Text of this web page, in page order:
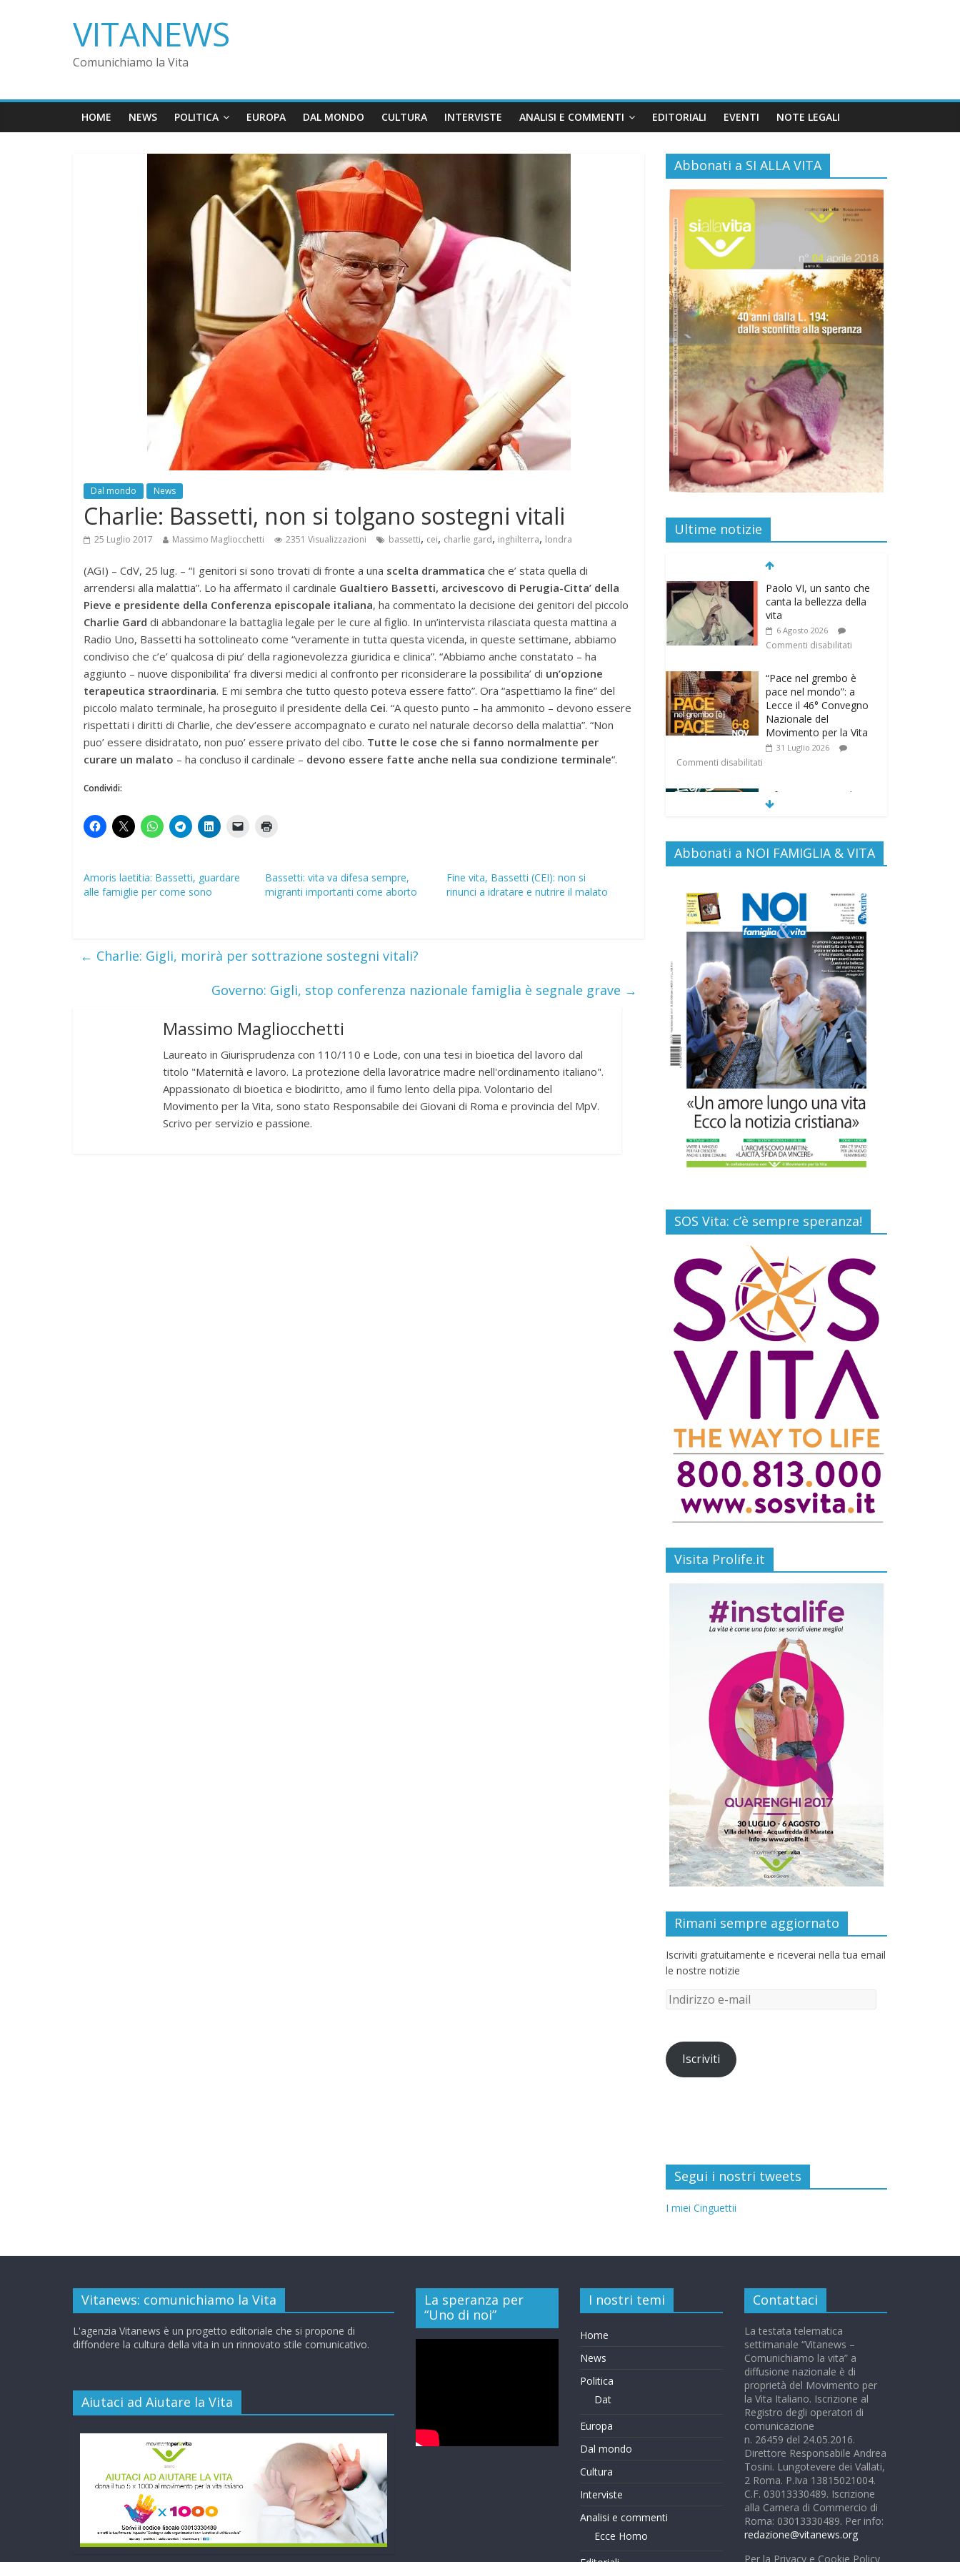
VITANEWS
Comunichiamo la Vita
HOME NEWS POLITICA EUROPA DAL MONDO CULTURA INTERVISTE ANALISI E COMMENTI EDITORIALI EVENTI NOTE LEGALI
Dal mondo News
Charlie: Bassetti, non si tolgano sostegni vitali
25 Luglio 2017 Massimo Magliocchetti 2351 Visualizzazioni bassetti, cei, charlie gard, inghilterra, londra
(AGI) – CdV, 25 lug. – “I genitori si sono trovati di fronte a una scelta drammatica che e’ stata quella di
arrendersi alla malattia”. Lo ha affermato il cardinale Gualtiero Bassetti, arcivescovo di Perugia-Citta’ della
Pieve e presidente della Conferenza episcopale italiana, ha commentato la decisione dei genitori del piccolo
Charlie Gard di abbandonare la battaglia legale per le cure al figlio. In un’intervista rilasciata questa mattina a
Radio Uno, Bassetti ha sottolineato come “veramente in tutta questa vicenda, in queste settimane, abbiamo
condiviso che c’e’ qualcosa di piu’ della ragionevolezza giuridica e clinica”. “Abbiamo anche constatato – ha
aggiunto – nuove disponibilita’ fra diversi medici al confronto per riconsiderare la possibilita’ di un’opzione
terapeutica straordinaria. E mi sembra che tutto questo poteva essere fatto”. Ora “aspettiamo la fine” del
piccolo malato terminale, ha proseguito il presidente della Cei. “A questo punto – ha ammonito – devono essere
rispettati i diritti di Charlie, che dev’essere accompagnato e curato nel naturale decorso della malattia”. “Non
puo’ essere disidratato, non puo’ essere privato del cibo. Tutte le cose che si fanno normalmente per
curare un malato – ha concluso il cardinale – devono essere fatte anche nella sua condizione terminale“.
Condividi:
Amoris laetitia: Bassetti, guardare
alle famiglie per come sono
Bassetti: vita va difesa sempre,
migranti importanti come aborto
Fine vita, Bassetti (CEI): non si
rinunci a idratare e nutrire il malato
← Charlie: Gigli, morirà per sottrazione sostegni vitali?
Governo: Gigli, stop conferenza nazionale famiglia è segnale grave →
Massimo Magliocchetti
Laureato in Giurisprudenza con 110/110 e Lode, con una tesi in bioetica del lavoro dal
titolo "Maternità e lavoro. La protezione della lavoratrice madre nell'ordinamento italiano".
Appassionato di bioetica e biodiritto, amo il fumo lento della pipa. Volontario del
Movimento per la Vita, sono stato Responsabile dei Giovani di Roma e provincia del MpV.
Scrivo per servizio e passione.
Abbonati a SI ALLA VITA
Ultime notizie
Paolo VI, un santo che
canta la bellezza della
vita
6 Agosto 2026
Commenti disabilitati
“Pace nel grembo è
pace nel mondo”: a
Lecce il 46° Convegno
Nazionale del
Movimento per la Vita
31 Luglio 2026
Commenti disabilitati
Life on air: in ascolto
per la vita
Commenti disabilitati
risposta di Federvita
Emilia Romagna al
suicidio assistito per
legge
25 Luglio 2026
Commenti disabilitati
Gino Soldera nominato
Membro della “Hall of
Honor Prenatal
Sciences 2026”
16 Luglio 2026
Commenti disabilitati
Carlo Casini, “giusto”
perché testimone della
carità sociale
7 Agosto 2026
Commenti disabilitati
Abbonati a NOI FAMIGLIA & VITA
SOS Vita: c’è sempre speranza!
Visita Prolife.it
Rimani sempre aggiornato
Iscriviti gratuitamente e riceverai nella tua email
le nostre notizie
Iscriviti
Segui i nostri tweets
I miei Cinguettii
Vitanews: comunichiamo la Vita
L'agenzia Vitanews è un progetto editoriale che si propone di
diffondere la cultura della vita in un rinnovato stile comunicativo.
Aiutaci ad Aiutare la Vita
La speranza per
“Uno di noi”
I nostri temi
Home
News
Politica
Dat
Europa
Dal mondo
Cultura
Interviste
Analisi e commenti
Ecce Homo
Contattaci
La testata telematica
settimanale “Vitanews –
Comunichiamo la vita” a
diffusione nazionale è di
proprietà del Movimento per
la Vita Italiano. Iscrizione al
Registro degli operatori di
comunicazione
n. 26459 del 24.05.2016.
Direttore Responsabile Andrea
Tosini. Lungotevere dei Vallati,
2 Roma. P.Iva 13815021004.
C.F. 03013330489. Iscrizione
alla Camera di Commercio di
Roma: 03013330489. Per info:
redazione@vitanews.org
Per la Privacy e Cookie Policy